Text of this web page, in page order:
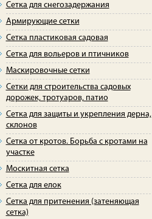
Сетка для снегозадержания
Армирующие сетки
Сетка пластиковая садовая
Сетка для вольеров и птичников
Маскировочные сетки
Сетки для строительства садовых
дорожек, тротуаров, патио
Сетка для защиты и укрепления дерна,
склонов
Сетка от кротов. Борьба с кротами на
участке
Москитная сетка
Сетка для елок
Сетка для притенения (затеняющая
сетка)